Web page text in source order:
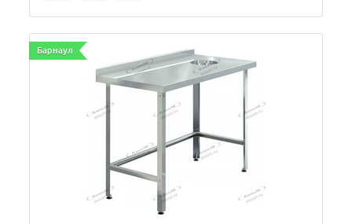
Барнаул